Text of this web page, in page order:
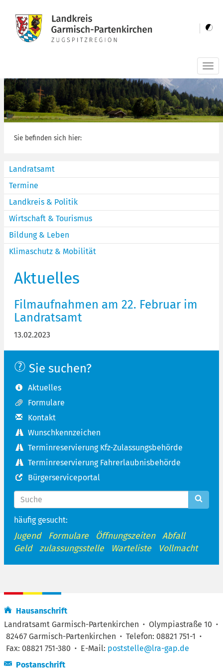
Sie befinden sich hier:
Landratsamt
Termine
Landkreis & Politik
Wirtschaft & Tourismus
Bildung & Leben
Klimaschutz & Mobilität
Aktuelles
Filmaufnahmen am 22. Februar im
Landratsamt
13.02.2023
Sie suchen?
Aktuelles
Formulare
Kontakt
Wunschkennzeichen
Terminreservierung Kfz-Zulassungsbehörde
Terminreservierung Fahrerlaubnisbehörde
Bürgerserviceportal
häufig gesucht:
Jugend Formulare Öffnungszeiten
Abfall
Geld
zulassungsstelle Warteliste Vollmacht
Hausanschrift
Landratsamt Garmisch-Partenkirchen · Olympiastraße 10 ·
82467 Garmisch-Partenkirchen · Telefon: 08821 751-1 ·
Fax: 08821 751-380 · E-Mail: poststelle@lra-gap.de
Postanschrift